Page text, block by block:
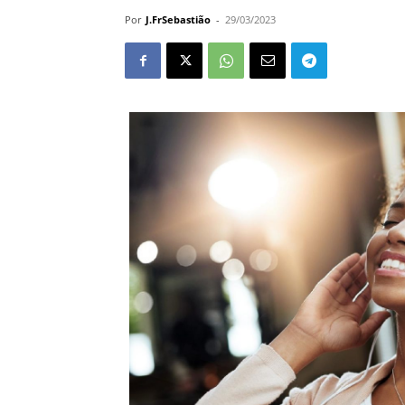
Por J.FrSebastião - 29/03/2023